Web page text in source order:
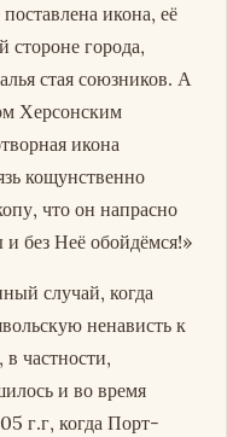
икона, её
стороне города,
стая союзников. А
Херсонским
икона
кощунственно
что он напрасно
без Неё обойдёмся!»
случай, когда
ненависть к
частности,
и во время
г.г, когда Порт-